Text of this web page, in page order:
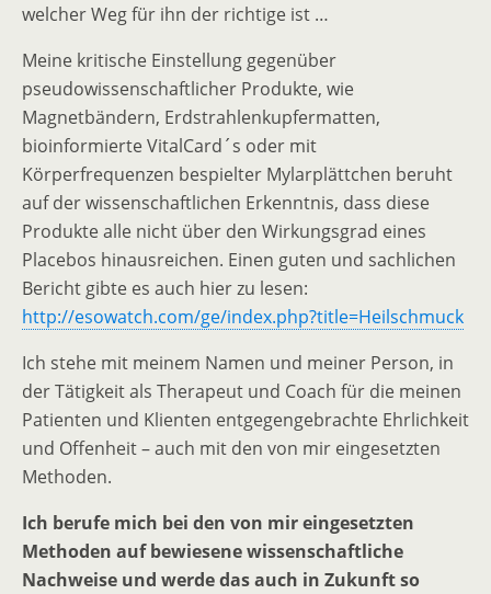
welcher Weg für ihn der richtige ist …
Meine kritische Einstellung gegenüber
pseudowissenschaftlicher Produkte, wie
Magnetbändern, Erdstrahlenkupfermatten,
bioinformierte VitalCard´s oder mit
Körperfrequenzen bespielter Mylarplättchen beruht
auf der wissenschaftlichen Erkenntnis, dass diese
Produkte alle nicht über den Wirkungsgrad eines
Placebos hinausreichen. Einen guten und sachlichen
Bericht gibte es auch hier zu lesen:
http://esowatch.com/ge/index.php?title=Heilschmuck
Ich stehe mit meinem Namen und meiner Person, in
der Tätigkeit als Therapeut und Coach für die meinen
Patienten und Klienten entgegengebrachte Ehrlichkeit
und Offenheit – auch mit den von mir eingesetzten
Methoden.
Ich berufe mich bei den von mir eingesetzten
Methoden auf bewiesene wissenschaftliche
Nachweise und werde das auch in Zukunft so